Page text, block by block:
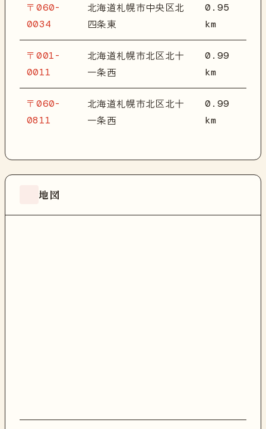
〒060-
0034
北海道札幌市中央区北
四条東
0.95
km
〒001-
0011
北海道札幌市北区北十
一条西
0.99
km
〒060-
0811
北海道札幌市北区北十
一条西
0.99
km
地図